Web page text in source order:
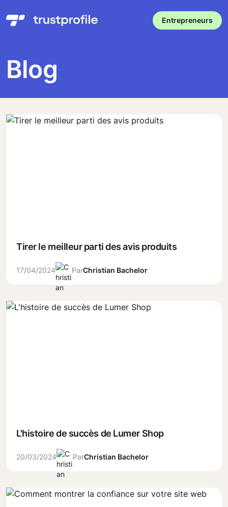
Entrepreneurs
Blog
Tirer le meilleur parti des avis produits
17/04/2024 ParChristian Bachelor
L'histoire de succès de Lumer Shop
20/03/2024 ParChristian Bachelor